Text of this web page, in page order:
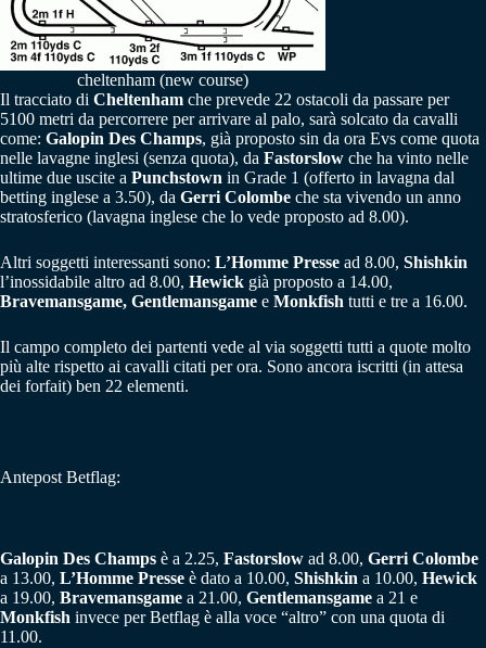
cheltenham (new course)
Il tracciato di Cheltenham che prevede 22 ostacoli da passare per
5100 metri da percorrere per arrivare al palo, sarà solcato da cavalli
come: Galopin Des Champs, già proposto sin da ora Evs come quota
nelle lavagne inglesi (senza quota), da Fastorslow che ha vinto nelle
ultime due uscite a Punchstown in Grade 1 (offerto in lavagna dal
betting inglese a 3.50), da Gerri Colombe che sta vivendo un anno
stratosferico (lavagna inglese che lo vede proposto ad 8.00).
Altri soggetti interessanti sono: L’Homme Presse ad 8.00, Shishkin
l’inossidabile altro ad 8.00, Hewick già proposto a 14.00,
Bravemansgame, Gentlemansgame e Monkfish tutti e tre a 16.00.
Il campo completo dei partenti vede al via soggetti tutti a quote molto
più alte rispetto ai cavalli citati per ora. Sono ancora iscritti (in attesa
dei forfait) ben 22 elementi.
Antepost Betflag:
Galopin Des Champs è a 2.25, Fastorslow ad 8.00, Gerri Colombe
a 13.00, L’Homme Presse è dato a 10.00, Shishkin a 10.00, Hewick
a 19.00, Bravemansgame a 21.00, Gentlemansgame a 21 e
Monkfish invece per Betflag è alla voce “altro” con una quota di
11.00.